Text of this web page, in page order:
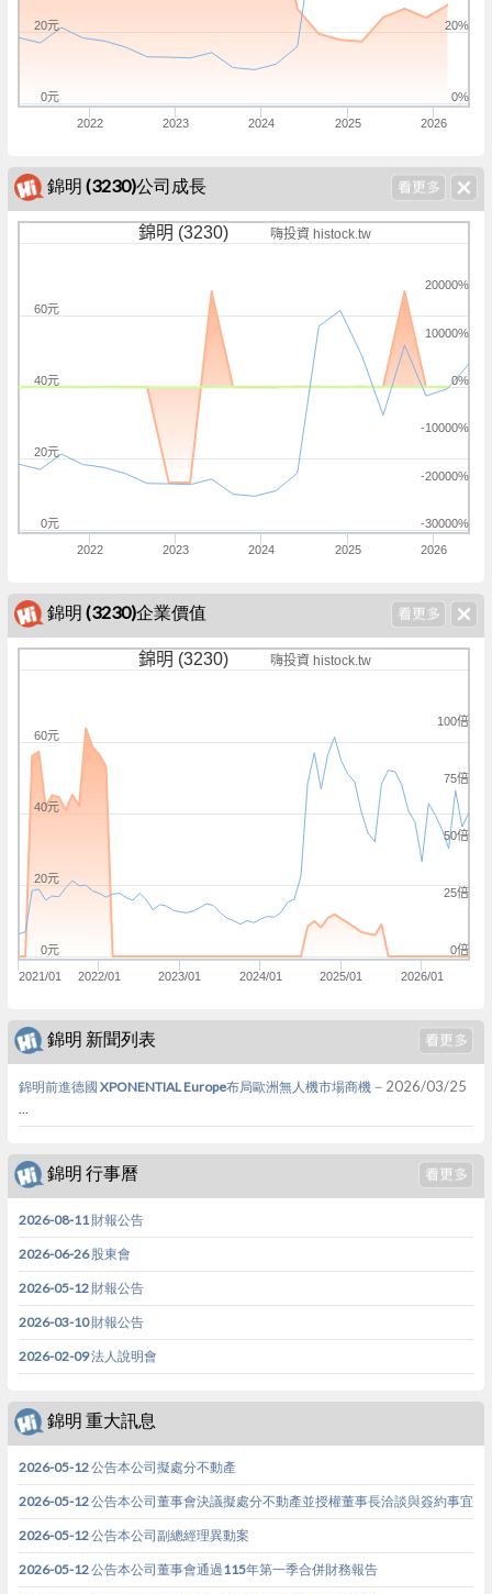
2022 2023 2024 2025 2026
0%
20%
0元
20元
錦明 (3230)公司成長
錦明 (3230) 嗨投資 histock.tw
2022 2023 2024 2025 2026
-30000%
-20000%
-10000%
0%
10000%
20000%
0元
20元
40元
60元
錦明 (3230)企業價值
錦明 (3230) 嗨投資 histock.tw
2021/01 2022/01 2023/01 2024/01 2025/01 2026/01
0倍
25倍
50倍
75倍
100倍
0元
20元
40元
60元
錦明 新聞列表
錦明前進德國 XPONENTIAL Europe布局歐洲無人機市場商機－2026/03/25
...
錦明 行事曆
2026-08-11 財報公告
2026-06-26 股東會
2026-05-12 財報公告
2026-03-10 財報公告
2026-02-09 法人說明會
錦明 重大訊息
2026-05-12 公告本公司擬處分不動產
2026-05-12 公告本公司董事會決議擬處分不動產並授權董事長洽談與簽約事宜
2026-05-12 公告本公司副總經理異動案
2026-05-12 公告本公司董事會通過115年第一季合併財務報告